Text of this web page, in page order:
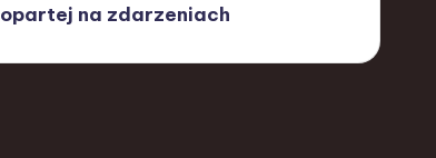
opartej na zdarzeniach